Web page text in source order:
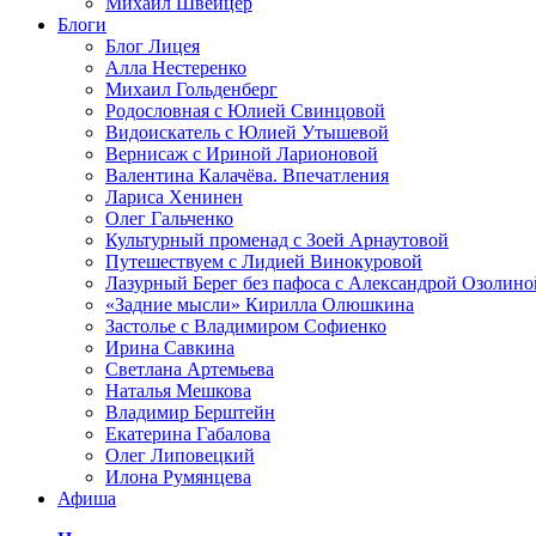
Блоги
Блог Лицея
Алла Нестеренко
Михаил Гольденберг
Родословная с Юлией Свинцовой
Видоискатель с Юлией Утышевой
Вернисаж с Ириной Ларионовой
Валентина Калачёва. Впечатления
Лариса Хенинен
Олег Гальченко
Культурный променад с Зоей Арнаутовой
Путешествуем с Лидией Винокуровой
Лазурный Берег без пафоса с Александрой
«Задние мысли» Кирилла Олюшкина
Застолье с Владимиром Софиенко
Ирина Савкина
Светлана Артемьева
Наталья Мешкова
Владимир Берштейн
Екатерина Габалова
Олег Липовецкий
Илона Румянцева
Афиша